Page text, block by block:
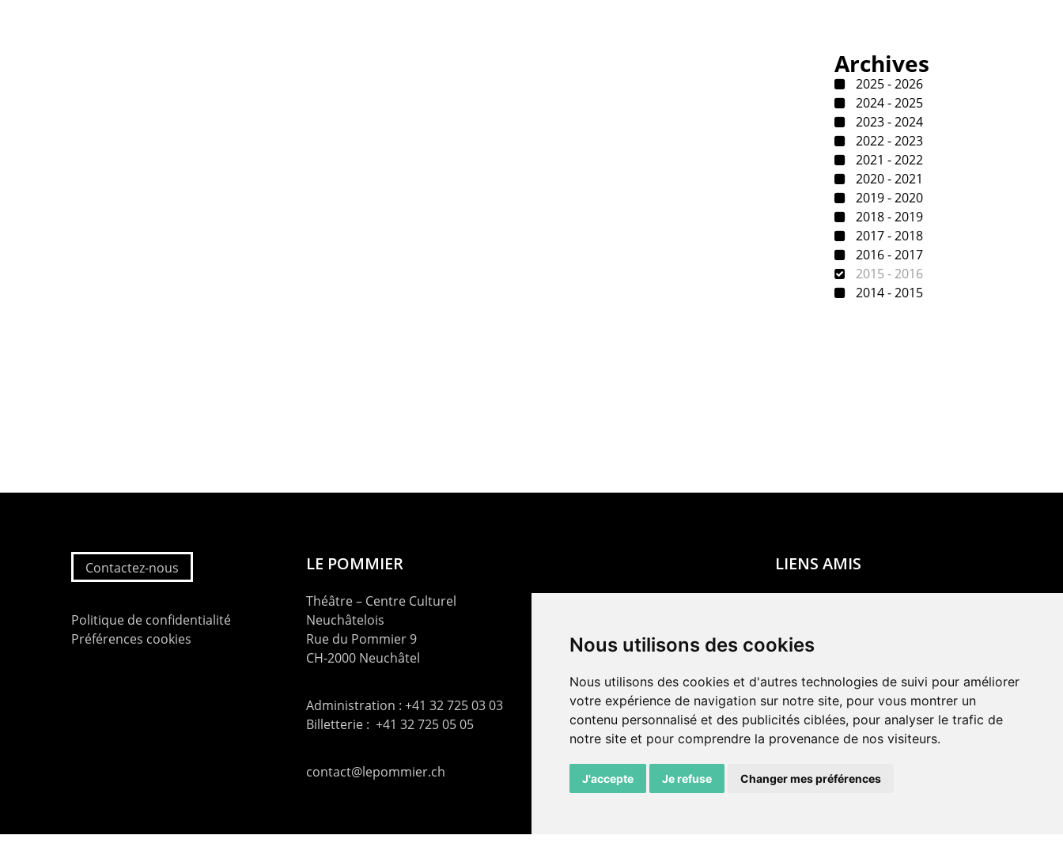
Nous utilisons des cookies
Nous utilisons des cookies et d'autres technologies de suivi pour améliorer
votre expérience de navigation sur notre site, pour vous montrer un
contenu personnalisé et des publicités ciblées, pour analyser le trafic de
notre site et pour comprendre la provenance de nos visiteurs.
J'accepte Je refuse Changer mes préférences
Archives
2025 - 2026
2024 - 2025
2023 - 2024
2022 - 2023
2021 - 2022
2020 - 2021
2019 - 2020
2018 - 2019
2017 - 2018
2016 - 2017
2015 - 2016
2014 - 2015
Contactez-nous
Politique de confidentialité
Préférences cookies
LE POMMIER
Théâtre – Centre Culturel
Neuchâtelois
Rue du Pommier 9
CH-2000 Neuchâtel
Administration : +41 32 725 03 03
Billetterie : +41 32 725 05 05
contact@lepommier.ch
LIENS AMIS